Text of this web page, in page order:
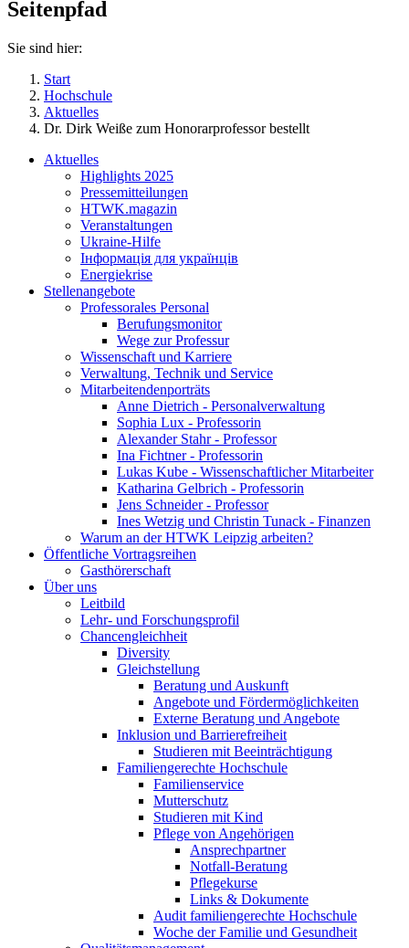
Seitenpfad
Sie sind hier:
Start
Hochschule
Aktuelles
Dr. Dirk Weiße zum Honorarprofessor bestellt
Aktuelles
Highlights 2025
Pressemitteilungen
HTWK.magazin
Veranstaltungen
Ukraine-Hilfe
Інформація для українців
Energiekrise
Stellenangebote
Professorales Personal
Berufungsmonitor
Wege zur Professur
Wissenschaft und Karriere
Verwaltung, Technik und Service
Mitarbeitendenporträts
Anne Dietrich - Personalverwaltung
Sophia Lux - Professorin
Alexander Stahr - Professor
Ina Fichtner - Professorin
Lukas Kube - Wissenschaftlicher Mitarbeiter
Katharina Gelbrich - Professorin
Jens Schneider - Professor
Ines Wetzig und Christin Tunack - Finanzen
Warum an der HTWK Leipzig arbeiten?
Öffentliche Vortragsreihen
Gasthörerschaft
Über uns
Leitbild
Lehr- und Forschungsprofil
Chancengleichheit
Diversity
Gleichstellung
Beratung und Auskunft
Angebote und Fördermöglichkeiten
Externe Beratung und Angebote
Inklusion und Barrierefreiheit
Studieren mit Beeinträchtigung
Familiengerechte Hochschule
Familienservice
Mutterschutz
Studieren mit Kind
Pflege von Angehörigen
Ansprechpartner
Notfall-Beratung
Pflegekurse
Links & Dokumente
Audit familiengerechte Hochschule
Woche der Familie und Gesundheit